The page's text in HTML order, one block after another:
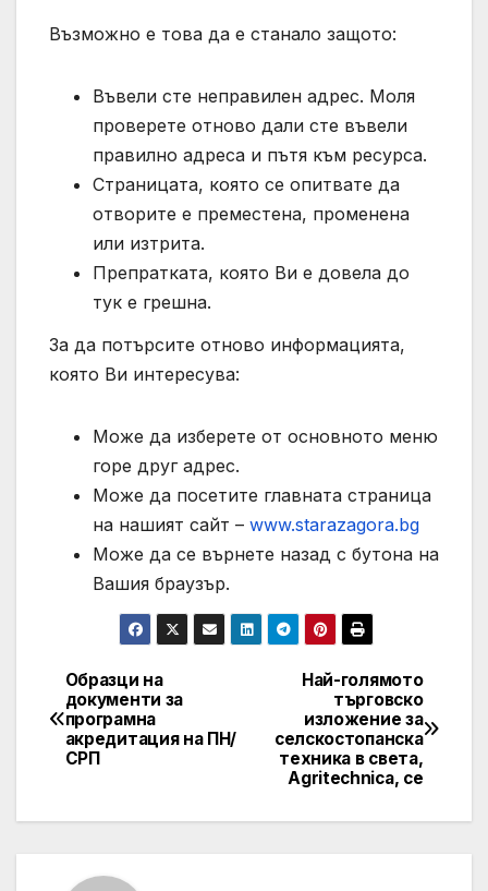
Възможно е това да е станало защото:
Въвели сте неправилен адрес. Моля
проверете отново дали сте въвели
правилно адреса и пътя към ресурса.
Страницата, която се опитвате да
отворите е преместена, променена
или изтрита.
Препратката, която Ви е довела до
тук е грешна.
За да потърсите отново информацията,
която Ви интересува:
Може да изберете от основното меню
горе друг адрес.
Може да посетите главната страница
на нашият сайт – www.starazagora.bg
Може да се върнете назад с бутона на
Вашия браузър.
Post
navigation
Най-голямото
търговско
изложение за
селскостопанска
техника в света,
Agritechnica, се
Образци на
документи за
програмна
акредитация на ПН/
СРП